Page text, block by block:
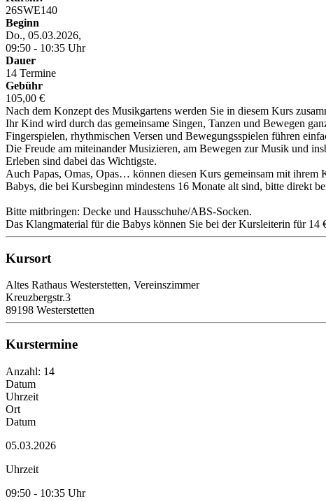
26SWE140
Beginn
Do., 05.03.2026,
09:50 - 10:35 Uhr
Dauer
14 Termine
Gebühr
105,00 €
Nach dem Konzept des Musikgartens werden Sie in diesem Kurs
Ihr Kind wird durch das gemeinsame Singen, Tanzen und Bewegen
Fingerspielen, rhythmischen Versen und Bewegungsspielen führen
Die Freude am miteinander Musizieren, am Bewegen zur Musik und
Erleben sind dabei das Wichtigste.
Auch Papas, Omas, Opas… können diesen Kurs gemeinsam mit ihrem
Babys, die bei Kursbeginn mindestens 16 Monate alt sind, bitte direkt
Bitte mitbringen: Decke und Hausschuhe/ABS-Socken.
Das Klangmaterial für die Babys können Sie bei der Kursleiterin für 14
Kursort
Altes Rathaus Westerstetten, Vereinszimmer
Kreuzbergstr.3
89198 Westerstetten
Kurstermine
Anzahl: 14
Datum
Uhrzeit
Ort
Datum
05.03.2026
Uhrzeit
09:50 - 10:35 Uhr